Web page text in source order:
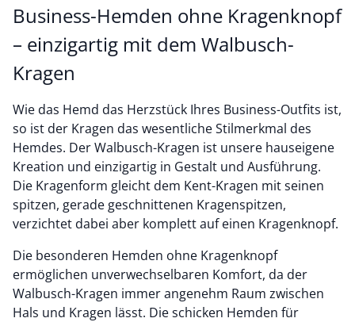
Business-Hemden ohne Kragenknopf
– einzigartig mit dem Walbusch-
Kragen
Wie das Hemd das Herzstück Ihres Business-Outfits ist,
so ist der Kragen das wesentliche Stilmerkmal des
Hemdes. Der Walbusch-Kragen ist unsere hauseigene
Kreation und einzigartig in Gestalt und Ausführung.
Die Kragenform gleicht dem Kent-Kragen mit seinen
spitzen, gerade geschnittenen Kragenspitzen,
verzichtet dabei aber komplett auf einen Kragenknopf.
Die besonderen Hemden ohne Kragenknopf
ermöglichen unverwechselbaren Komfort, da der
Walbusch-Kragen immer angenehm Raum zwischen
Hals und Kragen lässt. Die schicken Hemden für